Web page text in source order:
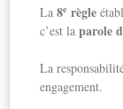
La8e règle
c’est laparole
La
engagement.